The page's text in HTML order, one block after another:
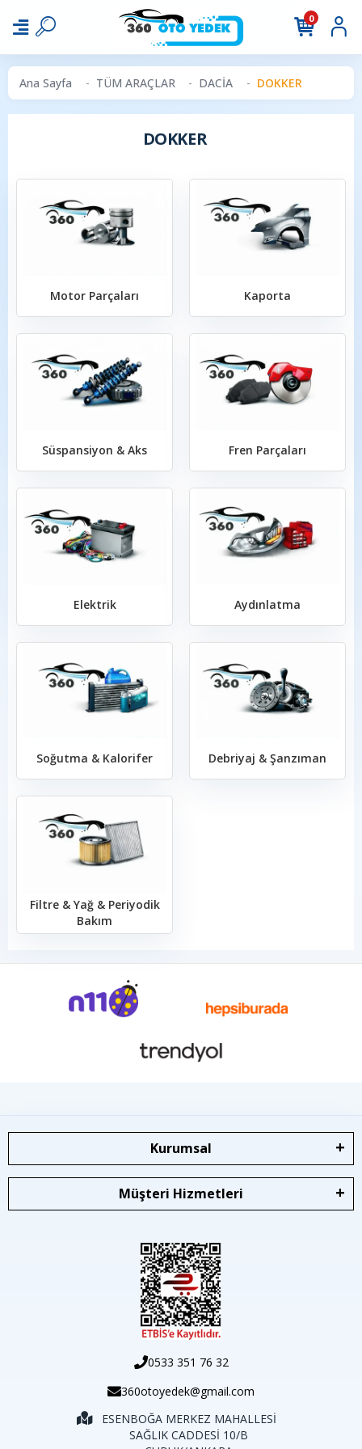
0
Ana Sayfa TÜM ARAÇLAR DACİA DOKKER
DOKKER
Motor Parçaları Kaporta
Süspansiyon & Aks Fren Parçaları
Elektrik Aydınlatma
Soğutma & Kalorifer Debriyaj & Şanzıman
Filtre & Yağ & Periyodik
Bakım
Kurumsal
Müşteri Hizmetleri
0533 351 76 32
360otoyedek@gmail.com
ESENBOĞA MERKEZ MAHALLESİ
SAĞLIK CADDESİ 10/B